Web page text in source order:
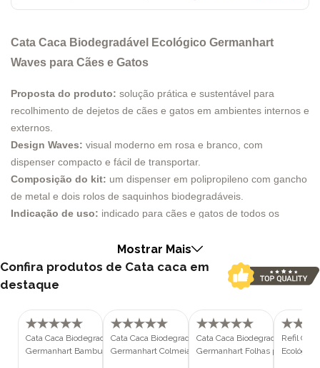
Cata Caca Biodegradável Ecológico Germanhart
Waves para Cães e Gatos
Proposta do produto: solução prática e sustentável para
recolhimento de dejetos de cães e gatos em ambientes internos e
externos.
Design Waves: visual moderno em rosa e branco, com
dispenser compacto e fácil de transportar.
Composição do kit: um dispenser em polipropileno com gancho
de metal e dois rolos de saquinhos biodegradáveis.
Indicação de uso: indicado para cães e gatos de todos os
sacolas biodegradáveis que reduzem o
impacto ambiental em comparação a plásticos convencionais.
Conforto no manuseio:
fragrância de talco que auxilia no
Aplicação versátil: uso eficiente em passeios, quintais, áreas
comuns e ambientes internos.
Benefício coletivo: contribui para higiene urbana, bem-estar
Mostrar Mais
Confira produtos de Cata caca em
destaque
Cata Caca Biodegradável Ecológico
Germanhart Bambu para Cães e
Cata Caca Biodegradável Ecológico
Germanhart Colmeia para Cães e
Cata Caca Biodegradável
Germanhart Folhas para Cães e
Refil